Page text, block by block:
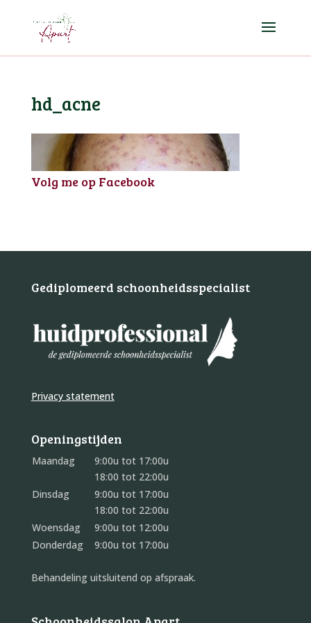
hd_acne
Volg me op Facebook
Gediplomeerd schoonheidsspecialist
Privacy statement
Openingstijden
Maandag
9:00u tot 17:00u
18:00 tot 22:00u
Dinsdag
9:00u tot 17:00u
18:00 tot 22:00u
Woensdag
9:00u tot 12:00u
Donderdag
9:00u tot 17:00u
Behandeling uitsluitend op afspraak.